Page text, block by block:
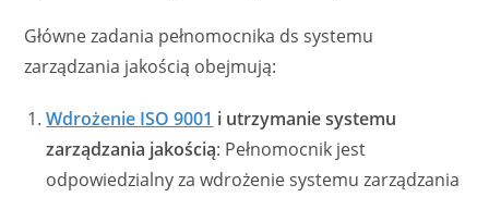
Główne zadania pełnomocnika ds systemu
zarządzania jakością obejmują:
Wdrożenie ISO 9001 i utrzymanie systemu
zarządzania jakością: Pełnomocnik jest
odpowiedzialny za wdrożenie systemu zarządzania